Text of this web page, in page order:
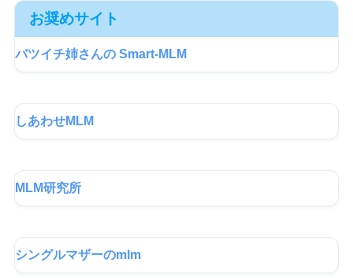
お奨めサイト
バツイチ姉さんの Smart-MLM
しあわせMLM
MLM研究所
シングルマザーのmlm